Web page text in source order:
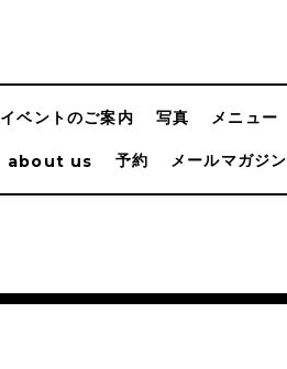
イベントのご案内 写真 メニュー
about us 予約 メールマガジン